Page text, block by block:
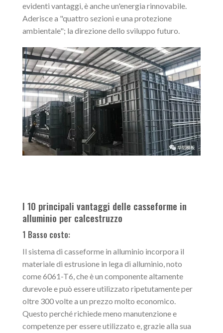
evidenti vantaggi, è anche un'energia rinnovabile.
Aderisce a "quattro sezioni e una protezione
ambientale"; la direzione dello sviluppo futuro.
I 10 principali vantaggi delle casseforme in
alluminio per calcestruzzo
1 Basso costo:
Il sistema di casseforme in alluminio incorpora il
materiale di estrusione in lega di alluminio, noto
come 6061-T6, che è un componente altamente
durevole e può essere utilizzato ripetutamente per
oltre 300 volte a un prezzo molto economico.
Questo perché richiede meno manutenzione e
competenze per essere utilizzato e, grazie alla sua